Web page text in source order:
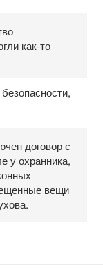
как-то
договор с
у охранника,
вещи